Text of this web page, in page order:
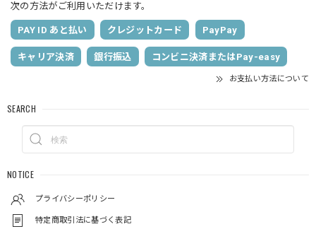
次の方法がご利用いただけます。
PAY ID あと払い クレジットカード PayPay
キャリア決済 銀行振込 コンビニ決済またはPay-easy
お支払い方法について
SEARCH
NOTICE
プライバシーポリシー
特定商取引法に基づく表記